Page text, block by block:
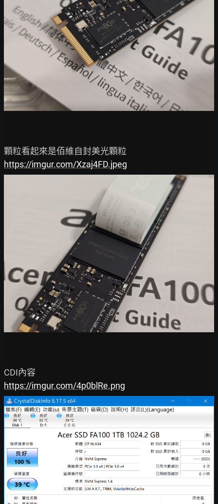
https://imgur.com/Xzaj4FD.jpeg
https://imgur.com/4p0blRe.png